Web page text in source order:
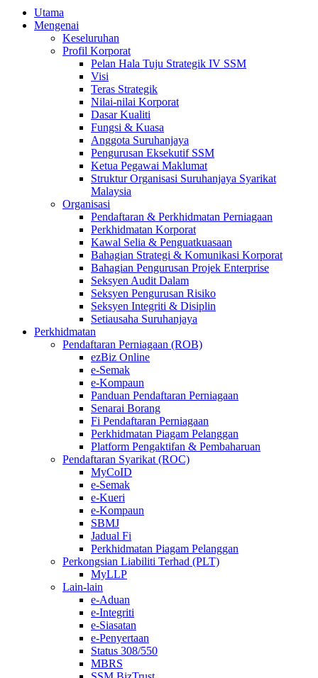
Utama
Mengenai
Keseluruhan
Profil Korporat
Pelan Hala Tuju Strategik IV SSM
Visi
Teras Strategik
Nilai-nilai Korporat
Dasar Kualiti
Fungsi & Kuasa
Anggota Suruhanjaya
Pengurusan Eksekutif SSM
Ketua Pegawai Maklumat
Struktur Organisasi Suruhanjaya Syarikat
Malaysia
Organisasi
Pendaftaran & Perkhidmatan Perniagaan
Perkhidmatan Korporat
Kawal Selia & Penguatkuasaan
Bahagian Strategi & Komunikasi Korporat
Bahagian Pengurusan Projek Enterprise
Seksyen Audit Dalam
Seksyen Pengurusan Risiko
Seksyen Integriti & Disiplin
Setiausaha Suruhanjaya
Perkhidmatan
Pendaftaran Perniagaan (ROB)
ezBiz Online
e-Semak
e-Kompaun
Panduan Pendaftaran Perniagaan
Senarai Borang
Fi Pendaftaran Perniagaan
Perkhidmatan Piagam Pelanggan
Platform Pengaktifan & Pembaharuan
Pendaftaran Syarikat (ROC)
MyCoID
e-Semak
e-Kueri
e-Kompaun
SBMJ
Jadual Fi
Perkhidmatan Piagam Pelanggan
Perkongsian Liabiliti Terhad (PLT)
MyLLP
Lain-lain
e-Aduan
e-Integriti
e-Siasatan
e-Penyertaan
Status 308/550
MBRS